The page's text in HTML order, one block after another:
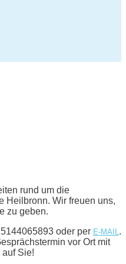
rund um die
Heilbronn. Wir freuen uns,
zu geben.
oder per E-MAIL.
vor Ort mit
Sie!